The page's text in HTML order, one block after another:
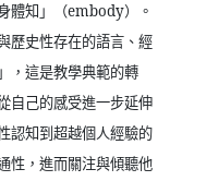
體知」（embody）。
歷史性存在的語言、經
，這是教學典範的轉
自己的感受進一步延伸
認知到超越個人經驗的
性，進而關注與傾聽他